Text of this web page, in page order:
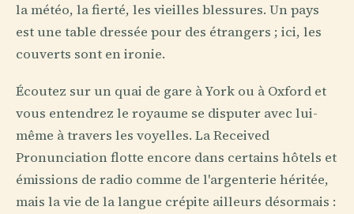
la météo, la fierté, les vieilles blessures. Un pays
est une table dressée pour des étrangers ; ici, les
couverts sont en ironie.
Écoutez sur un quai de gare à York ou à Oxford et
vous entendrez le royaume se disputer avec lui-
même à travers les voyelles. La Received
Pronunciation flotte encore dans certains hôtels et
émissions de radio comme de l'argenterie héritée,
mais la vie de la langue crépite ailleurs désormais :